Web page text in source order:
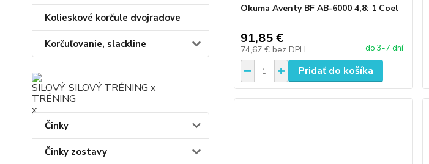
Kolieskové korčule dvojradove
Korčuľovanie, slackline
SILOVÝ TRÉNING x
Činky
Činky zostavy
Okuma Aventy BF AB-6000 4,8: 1 Coel
91,85 €
74,67 € bez DPH do 3-7 dní
Pridať do košíka